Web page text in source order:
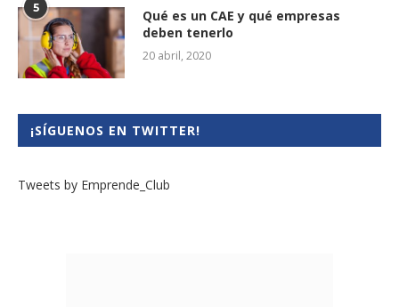
5
Qué es un CAE y qué empresas
deben tenerlo
20 abril, 2020
¡SÍGUENOS EN TWITTER!
Tweets by Emprende_Club